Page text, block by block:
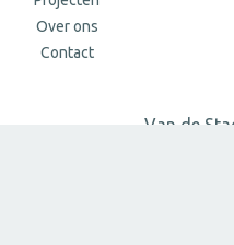
Over ons
Contact
Van de